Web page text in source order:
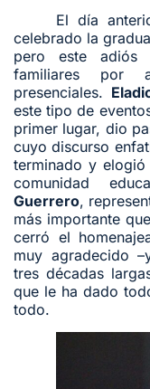
El día
celebrado la
pero este adiós
familiares por
presenciales.
este tipo de
primer lugar, dio
cuyo discurso
terminado y
comunidad
Guerrero,
más importante
cerró el
muy agradecido
tres décadas
que le ha dado
todo.